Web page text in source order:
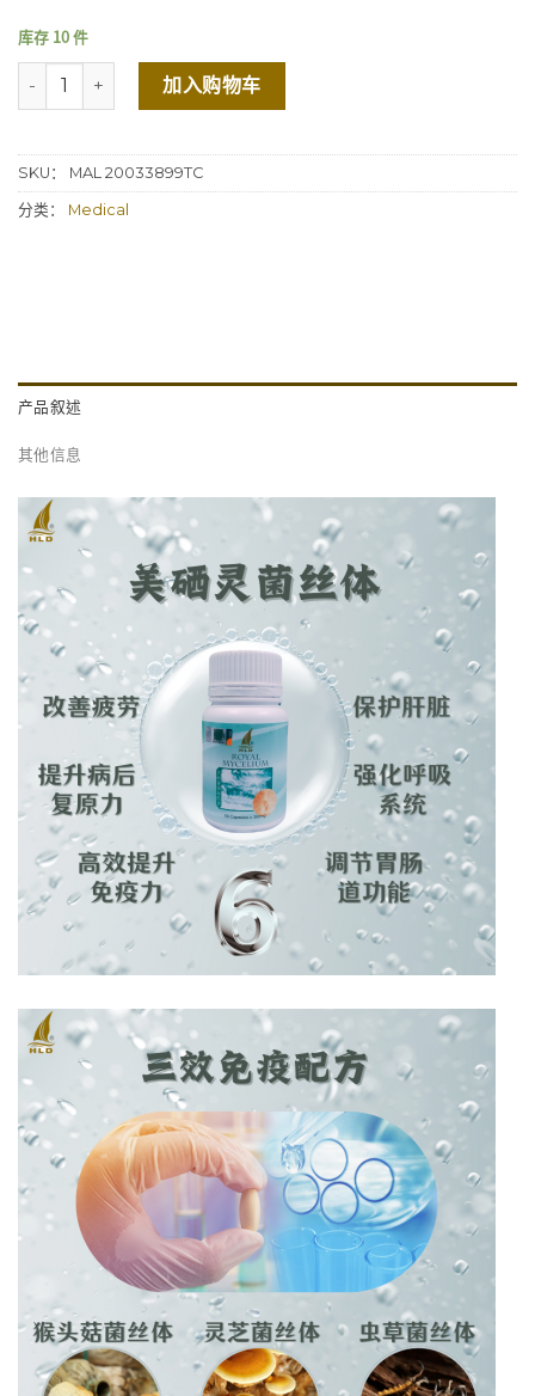
库存 10 件
美硒灵菌絲体 ROYAL MYCELIUM 数量
加入购物车
SKU： MAL 20033899TC
分类： Medical
产品叙述
其他信息